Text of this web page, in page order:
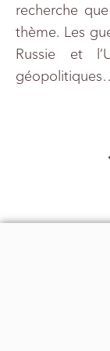
recherche
thème. Les
Russie et